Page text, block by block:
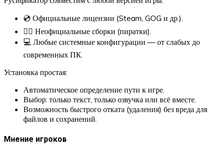
💿 Официальные лицензии (Steam, GOG и др.).
🏴‍☠️ Неофициальные сборки (пиратки).
💻 Любые системные конфигурации — от слабых до
современных ПК.
Установка простая:
Автоматическое определение пути к игре.
Выбор: только текст, только озвучка или всё вместе.
Возможность быстрого отката (удаления) без вреда для
файлов и сохранений.
Мнение игроков